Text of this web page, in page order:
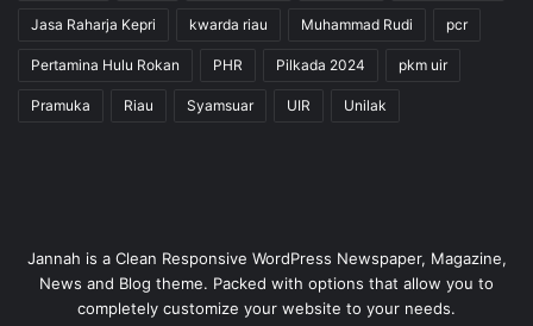
Jasa Raharja Kepri kwarda riau Muhammad Rudi pcr
Pertamina Hulu Rokan PHR Pilkada 2024 pkm uir
Pramuka Riau Syamsuar UIR Unilak
Jannah is a Clean Responsive WordPress Newspaper, Magazine,
News and Blog theme. Packed with options that allow you to
completely customize your website to your needs.